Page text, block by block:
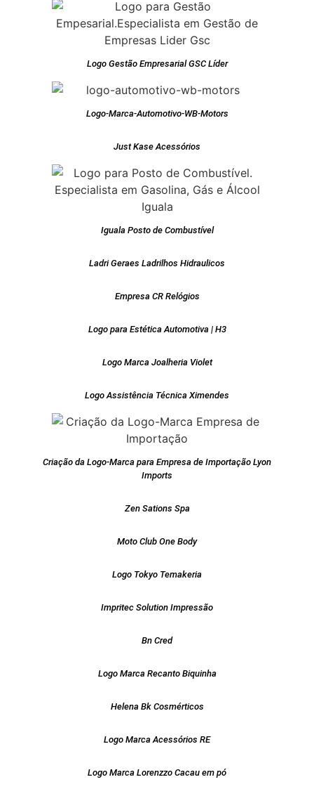
Logo Gestão Empresarial GSC Líder
Logo-Marca-Automotivo-WB-Motors
Just Kase Acessórios
Iguala Posto de Combustível
Ladri Geraes Ladrilhos Hidraulicos
Empresa CR Relógios
Logo para Estética Automotiva | H3
Logo Marca Joalheria Violet
Logo Assistência Técnica Ximendes
Criação da Logo-Marca para Empresa de Importação Lyon
Imports
Zen Sations Spa
Moto Club One Body
Logo Tokyo Temakeria
Impritec Solution Impressão
Bn Cred
Logo Marca Recanto Biquinha
Helena Bk Cosmérticos
Logo Marca Acessórios RE
Logo Marca Lorenzzo Cacau em pó